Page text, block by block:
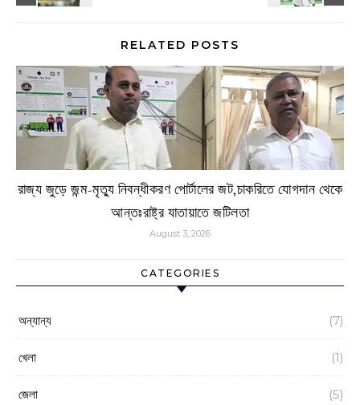
RELATED POSTS
রাজ্য জুড়ে জন্ম-মৃত্যু নিবন্ধীকরণ পোর্টালের জট,চাকরিতে যোগদান থেকে
আন্তঃরাষ্ট্র যাতায়াতে জটিলতা
August 3, 2026
CATEGORIES
অন্যান্য (7)
খেলা (1)
জেলা (5)